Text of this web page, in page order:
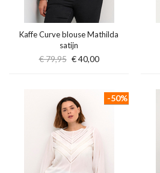
Kaffe Curve blouse Mathilda
satijn
€ 79,95 € 40,00
-50%